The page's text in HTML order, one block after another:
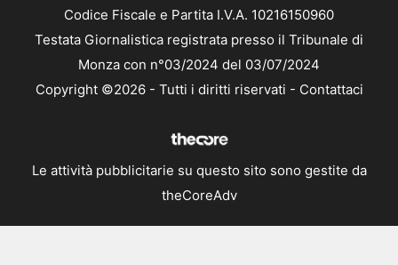
Codice Fiscale e Partita I.V.A. 10216150960
Testata Giornalistica registrata presso il Tribunale di
Monza con n°03/2024 del 03/07/2024
Copyright ©2026 - Tutti i diritti riservati - Contattaci
Le attività pubblicitarie su questo sito sono gestite da
theCoreAdv